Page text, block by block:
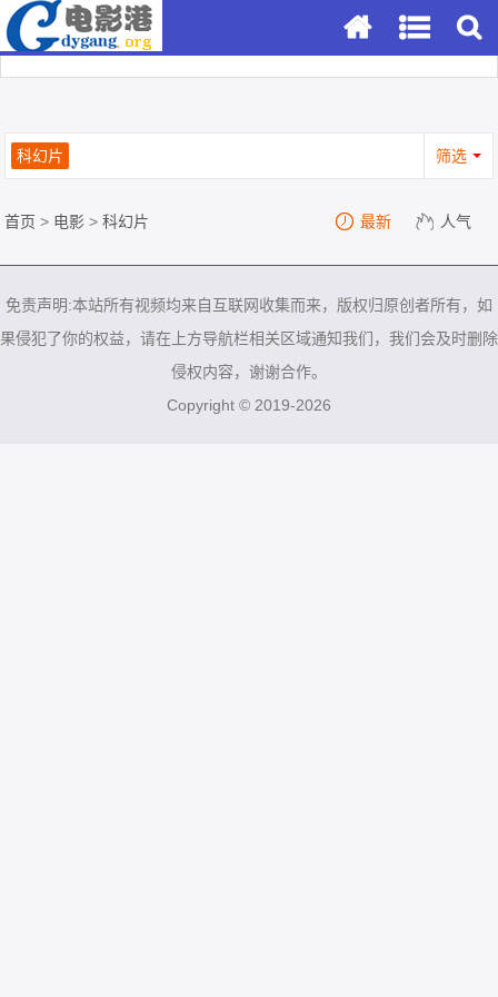
科幻片 筛选
首页 > 电影 >科幻片 最新 人气
免责声明:本站所有视频均来自互联网收集而来，版权归原创者所有，如
果侵犯了你的权益，请在上方导航栏相关区域通知我们，我们会及时删除
侵权内容，谢谢合作。
Copyright © 2019-2026